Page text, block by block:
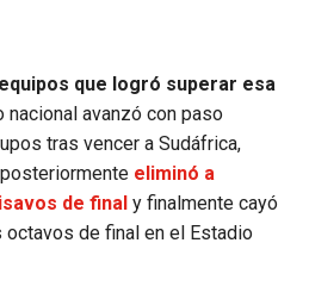
que logró superar esa
nacional avanzó con paso
tras vencer a Sudáfrica,
eliminó a
de final y finalmente cayó
de final en el Estadio